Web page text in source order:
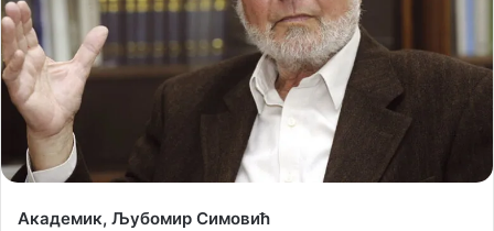
o e
Академик, Љубомир Симовић